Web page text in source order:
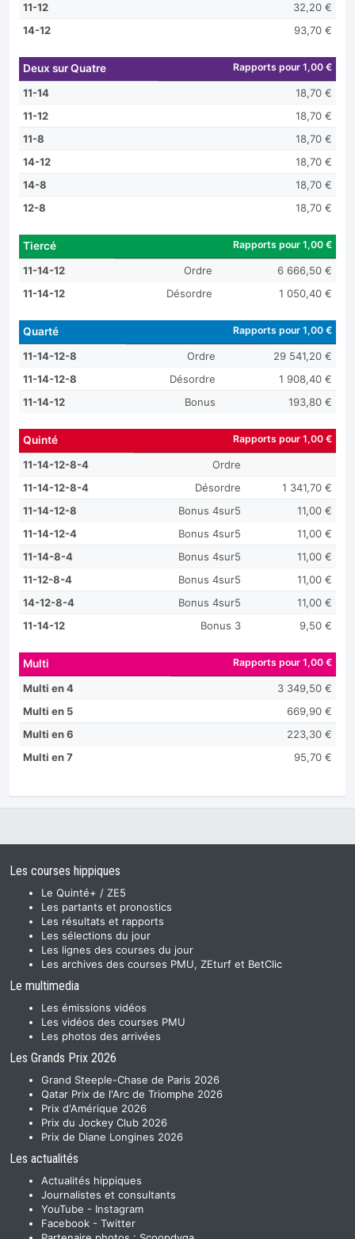
11-12
32,20 €
14-12
93,70 €
Deux sur Quatre Rapports pour 1,00 €
11-14
18,70 €
11-12
18,70 €
11-8
18,70 €
14-12
18,70 €
14-8
18,70 €
12-8
18,70 €
Tiercé Rapports pour 1,00 €
11-14-12 Ordre
6 666,50 €
11-14-12
Désordre 1 050,40 €
Quarté Rapports pour 1,00 €
11-14-12-8 Ordre
29 541,20 €
11-14-12-8
Désordre
1 908,40 €
11-14-12
Bonus 193,80 €
Quinté Rapports pour 1,00 €
11-14-12-8-4
Ordre
11-14-12-8-4
Désordre
1 341,70 €
11-14-12-8
Bonus 4sur5
11,00 €
11-14-12-4
Bonus 4sur5
11,00 €
11-14-8-4
Bonus 4sur5
11,00 €
11-12-8-4
Bonus 4sur5
11,00 €
14-12-8-4
Bonus 4sur5
11,00 €
11-14-12
Bonus 3 9,50 €
Multi Rapports pour 1,00 €
Multi en 4
3 349,50 €
Multi en 5
669,90 €
Multi en 6
223,30 €
Multi en 7
95,70 €
Les courses hippiques
Le Quinté+ / ZE5
Les partants et pronostics
Les résultats et rapports
Les sélections du jour
Les lignes des courses du jour
Les archives des courses PMU, ZEturf et BetClic
Le multimedia
Les émissions vidéos
Les vidéos des courses PMU
Les photos des arrivées
Les Grands Prix 2026
Grand Steeple-Chase de Paris 2026
Qatar Prix de l'Arc de Triomphe 2026
Prix d'Amérique 2026
Prix du Jockey Club 2026
Prix de Diane Longines 2026
Les actualités
Actualités hippiques
Journalistes et consultants
YouTube - Instagram
Facebook - Twitter